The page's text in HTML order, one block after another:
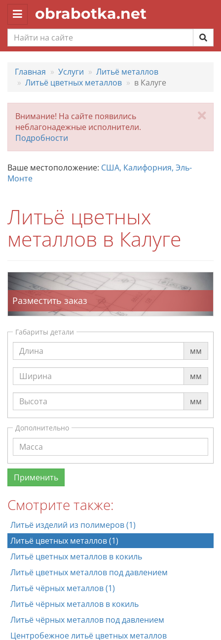
Toggle
navigation
obrabotka.net
Главная Услуги
Литьё металлов
Литьё цветных металлов
в Калуге
Внимание! На сайте появились
неблагонадежные исполнители.
Подробности
Ваше местоположение: США, Калифорния, Эль-
Монте
Литьё цветных
металлов в Калуге
Разместить заказ
Габариты детали
мм
мм
мм
Дополнительно
Смотрите также:
Литьё изделий из полимеров (1)
Литьё цветных металлов (1)
Литьё цветных металлов в кокиль
Литьё цветных металлов под давлением
Литьё чёрных металлов (1)
Литьё чёрных металлов в кокиль
Литьё чёрных металлов под давлением
Центробежное литьё цветных металлов